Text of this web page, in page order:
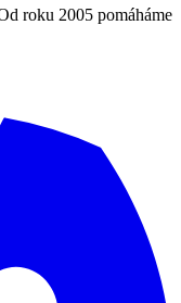
roku 2005 pomáháme